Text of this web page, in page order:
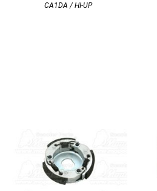
CA1DA / HI-UP